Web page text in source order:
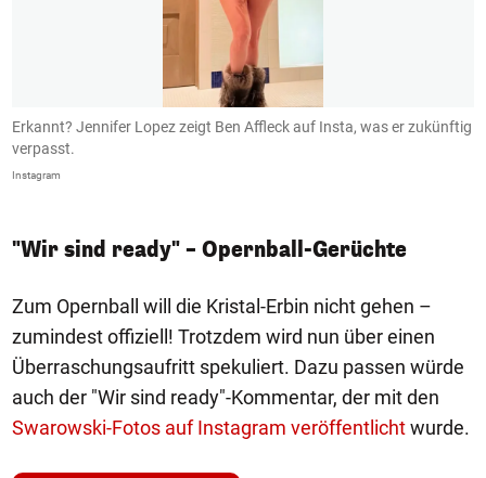
Erkannt? Jennifer Lopez zeigt Ben Affleck auf Insta, was er zukünftig
verpasst.
Instagram
"Wir sind ready" – Opernball-Gerüchte
Zum Opernball will die Kristal-Erbin nicht gehen –
zumindest offiziell! Trotzdem wird nun über einen
Überraschungsaufritt spekuliert. Dazu passen würde
auch der "Wir sind ready"-Kommentar, der mit den
Swarowski-Fotos auf Instagram veröffentlichtwurde.